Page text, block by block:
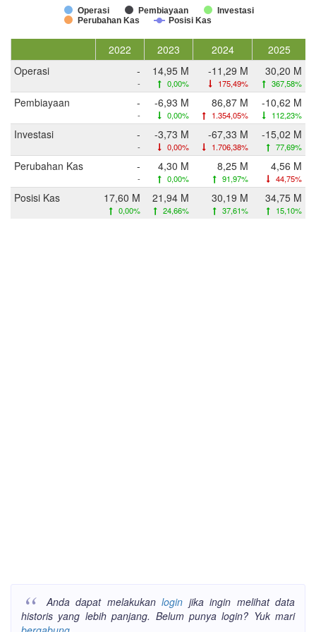
Operasi Pembiayaan
Investasi
Perubahan Kas
Posisi Kas
2022 2023 2024
2025
Operasi
-
-
14,95 M
0,00%
-11,29 M
175,49%
30,20 M
367,58%
Pembiayaan -
-
-6,93 M
0,00%
86,87 M
1.354,05%
-10,62 M
112,23%
Investasi -
-
-3,73 M
0,00%
-67,33 M
1.706,38%
-15,02 M
77,69%
Perubahan Kas -
-
4,30 M
0,00%
8,25 M
91,97%
4,56 M
44,75%
Posisi Kas 17,60 M
0,00%
21,94 M
24,66%
30,19 M
37,61%
34,75 M
15,10%
Anda dapat melakukanlogin jika ingin melihat data
historis yang lebih panjang. Belum punya login? Yuk mari